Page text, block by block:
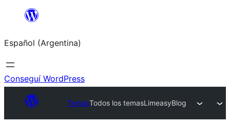
Saltar
contenido
Español (Argentina)
Conseguí WordPress
TemasTodos los temasLimeasyBlog